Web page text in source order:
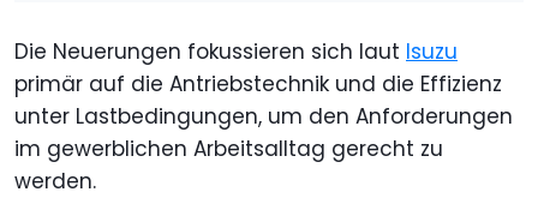
Die Neuerungen fokussieren sich laut Isuzu
primär auf die Antriebstechnik und die Effizienz
unter Lastbedingungen, um den Anforderungen
im gewerblichen Arbeitsalltag gerecht zu
werden.